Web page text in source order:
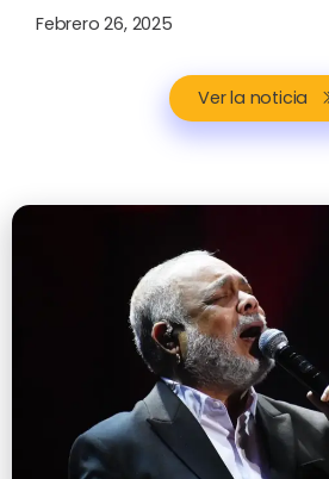
Febrero 26, 2025
Ver la noticia